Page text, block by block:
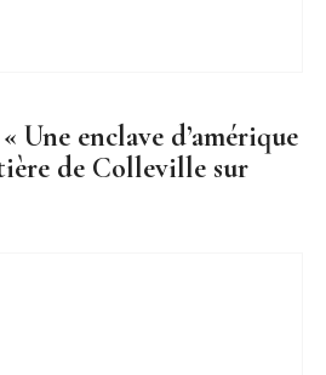
«Une enclave d’amérique
de Colleville sur